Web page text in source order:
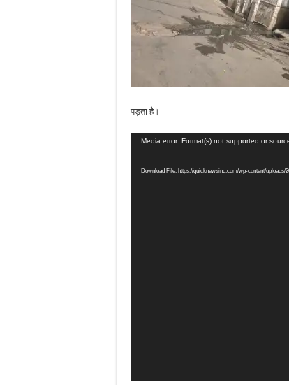
पड़ता है।
Video
Media error: Format(s) not supported or
Download File: https://quicknewsind.com/wp-content/